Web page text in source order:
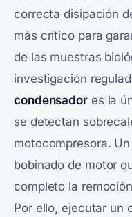
correcta disipación
más crítico para
de las muestras
investigación
condensadores la
se detectan
motocompresora.
bobinado de motor
completo la
Por ello, ejecutar un